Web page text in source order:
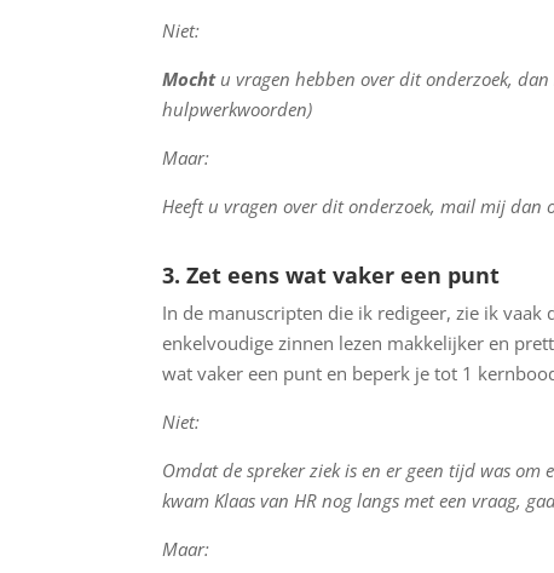
Niet:
Mochtu vragen hebben over dit onderzoek, dan
hulpwerkwoorden)
Maar:
Heeft u vragen over dit onderzoek, mail mij
3. Zet eens wat vaker een punt
In de manuscripten die ik redigeer, zie ik vaak
enkelvoudige zinnen lezen makkelijker en
wat vaker een punt en beperk je tot 1
Niet:
Omdat de spreker ziek is en er geen tijd was
kwam Klaas van HR nog langs met een vraag,
Maar: